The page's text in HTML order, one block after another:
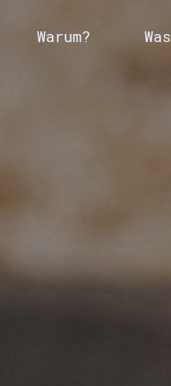
Warum?